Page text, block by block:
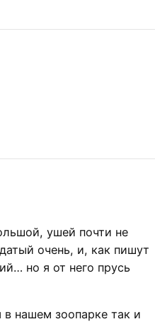
ушей почти не
очень, и, как пишут
но я от него прусь
в нашем зоопарке так и